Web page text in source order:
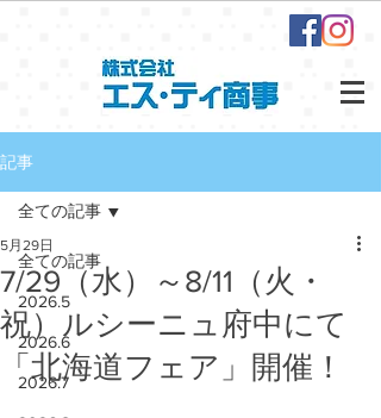
記事
全ての記事
2026.5
2026.6
2026.7
全ての記事
7/29（水）～8/11（火・
祝）ルシーニュ府中にて
「北海道フェア」開催！
5月29日